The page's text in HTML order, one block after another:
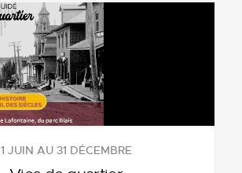
1 JUIN AU 31 DÉCEMBRE